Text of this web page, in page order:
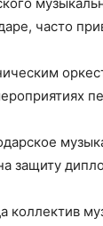
часто
защиту
коллектив